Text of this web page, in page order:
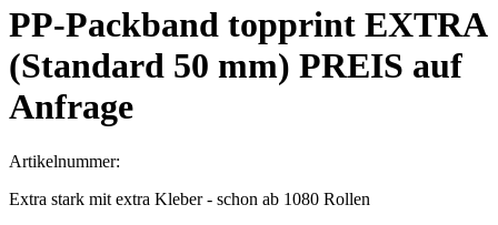
PP-Packband topprint EXTRA
(Standard 50 mm) PREIS auf
Anfrage
Artikelnummer:
Extra stark mit extra Kleber - schon ab 1080 Rollen